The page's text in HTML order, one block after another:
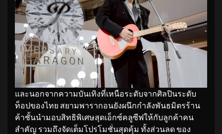
และนอกจากความบันเทิงที่เหนือระดับจากศิลปินระดับ
ท็อปของไทย สยามพารากอนยังผนึกกำลังพันธมิตรร้าน
ค้าชั้นนำมอบสิทธิพิเศษสุดเอ็กซ์คลูซีฟให้กับลูกค้าคน
สำคัญ รวมถึงจัดเต็มโปรโมชั่นสุดคุ้ม ทั้งส่วนลด ของ